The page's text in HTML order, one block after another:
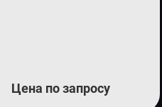
Цена по запросу